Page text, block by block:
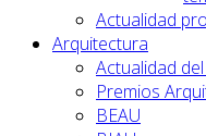
Actualidad
Arquitectura
Actualidad
Premios
BEAU